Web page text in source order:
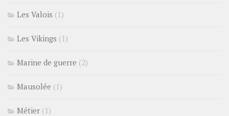
Les Valois (1)
Les Vikings (1)
Marine de guerre (2)
Mausolée (1)
Métier (1)